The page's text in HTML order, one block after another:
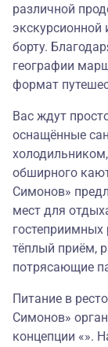
различной
экскурсионной
борту.
географии
формат
Вас ждут
оснащённые
обширного
Симонов»
мест для
гостеприимных
тёплый приём,
потрясающие
Питание в
Симонов»
концепции «».